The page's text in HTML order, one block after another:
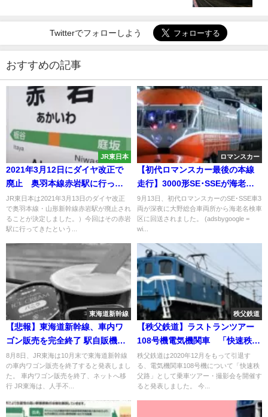
Twitterでフォローしよう
おすすめの記事
JR東日本
2021年3月12日にダイヤ改正で
廃止 奥羽本線赤岩駅に行って
みた
JR東日本は2021年3月13日のダイヤ改正
で奥羽本線・山形新幹線赤岩駅が廃止され
ることが決定しました。）今回はその赤岩
駅に行ってきたという...
ロマンスカー
【初代ロマンスカー最後の本線
走行】3000形SE･SSEが海老名
に牽引回送
9月13日、初代ロマンスカーのSE･SSE車3
両が深夜に大野総合車両所から海老名検車
区に回送されました。 (adsbygoogle =
wi...
東海道新幹線
【悲報】東海道新幹線、車内ワ
ゴン販売を完全終了 駅自販機へ
移行
8月8日、JR東海は10月末で東海道新幹線
の車内ワゴン販売を終了すると発表しまし
た。 車内ワゴン販売を終了、ネットへ移
行 JR東海は、人手不...
秩父鉄道
【秩父鉄道】ラストランツアー
108号機電気機関車 「快速秩父
路」を12系客車で運転
秩父鉄道は2020年12月をもって引退す
る、電気機関車108号機について「快速秩
父路」として乗車ツアー・撮影会を開催す
ると発表しました。 今...